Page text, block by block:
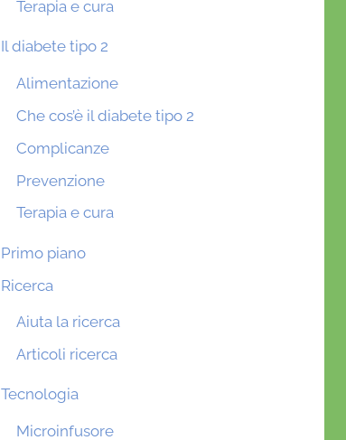
Terapia e cura
Il diabete tipo 2
Alimentazione
Che cos’è il diabete tipo 2
Complicanze
Prevenzione
Terapia e cura
Primo piano
Ricerca
Aiuta la ricerca
Articoli ricerca
Tecnologia
Microinfusore